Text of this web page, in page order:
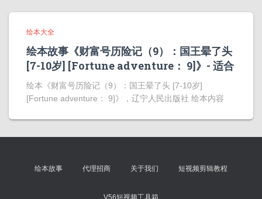
绘本大全
绘本故事《财富号历险记（9）：国王晕了头
[7-10岁] [Fortune adventure： 9]》- 适合
绘本《财富号历险记（9）：国王晕了头 [7-10岁]
[Fortune adventure： 9]》，辽宁人民出版社 绘本内容
绘本故事 代理招商 关于我们 短视频剪辑教程
V56短视频工具箱